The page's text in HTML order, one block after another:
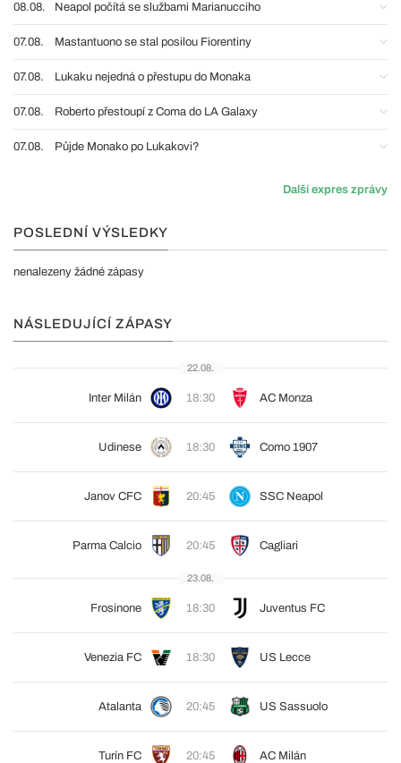
08.08. Neapol počítá se službami Marianucciho
07.08. Mastantuono se stal posilou Fiorentiny
07.08. Lukaku nejedná o přestupu do Monaka
07.08. Roberto přestoupí z Coma do LA Galaxy
07.08. Půjde Monako po Lukakovi?
Další expres zprávy
POSLEDNÍ VÝSLEDKY
nenalezeny žádné zápasy
NÁSLEDUJÍCÍ ZÁPASY
22.08.
Inter Milán 18:30 AC Monza
Udinese 18:30 Como 1907
Janov CFC 20:45 SSC Neapol
Parma Calcio 20:45 Cagliari
23.08.
Frosinone 18:30 Juventus FC
Venezia FC 18:30 US Lecce
Atalanta 20:45 US Sassuolo
Turín FC 20:45 AC Milán